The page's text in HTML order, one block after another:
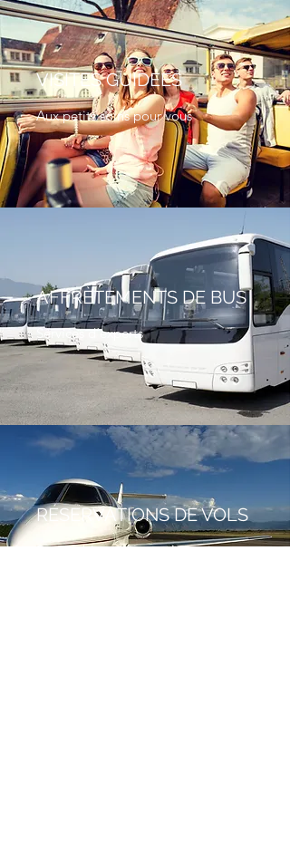
VISITES GUIDÉES
Aux petits soins pour vous
AFFRÈTEMENTS DE BUS
Services d’experts
RÉSERVATIONS DE VOLS
Disponibles pour tous les trajets